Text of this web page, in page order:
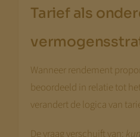
Tarief als
Wanneer rendement
beoordeeld in relatie tot
verandert de logica van
De vraag verschuift van: